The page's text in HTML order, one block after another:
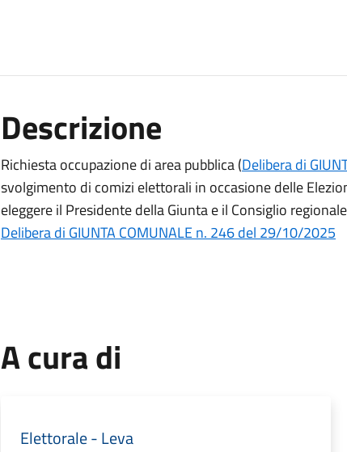
Descrizione
Richiesta occupazione di area pubblica (Delibera di
svolgimento di comizi elettorali in occasione delle
eleggere il Presidente della Giunta e il Consiglio
Delibera di GIUNTA COMUNALE n. 246 del 29/10/2025
A cura di
Elettorale - Leva